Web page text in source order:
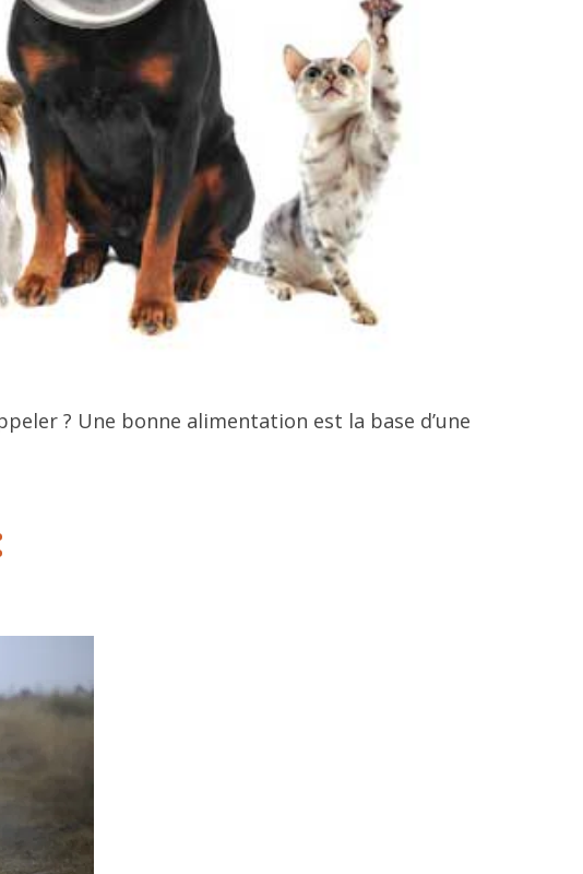
? Une bonne alimentation est la base d’une